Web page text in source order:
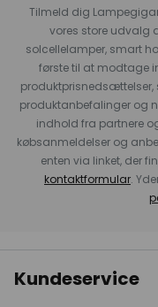
Tilmeld dig
vores store udvalg
solcellelamper, smart
første til at modtage
produktanbefalinger og
indhold fra partnere
købsanmeldelser og
enten via linket, der
kontaktformular.
Kundeservice